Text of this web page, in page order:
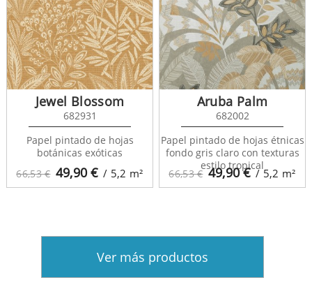
66,53 € 49,90€ / 5,2 m²
Jewel Blossom
682931
Papel pintado de hojas
botánicas exóticas
66,53 € 49,90€ / 5,2 m²
Aruba Palm
682002
Papel pintado de hojas étnicas
fondo gris claro con texturas
estilo tropical
Ver más productos